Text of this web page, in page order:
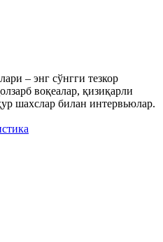
– энг сўнгги тезкор
воқеалар, қизиқарли
шахслар билан интервьюлар.